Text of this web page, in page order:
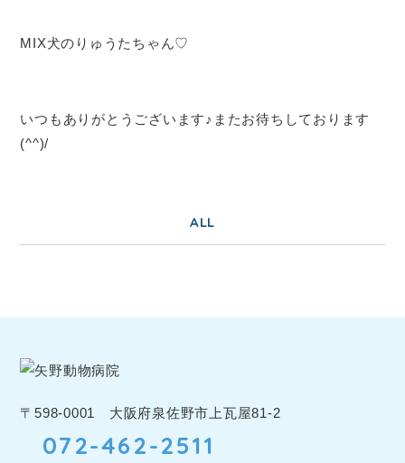
MIX犬のりゅうたちゃん♡
いつもありがとうございます♪またお待ちしております
(^^)/
ALL
〒598-0001 大阪府泉佐野市上瓦屋81-2
072-462-2511